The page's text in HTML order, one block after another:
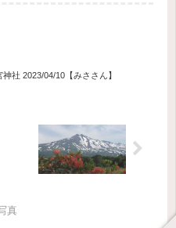
社 2023/04/10【みささん】
真